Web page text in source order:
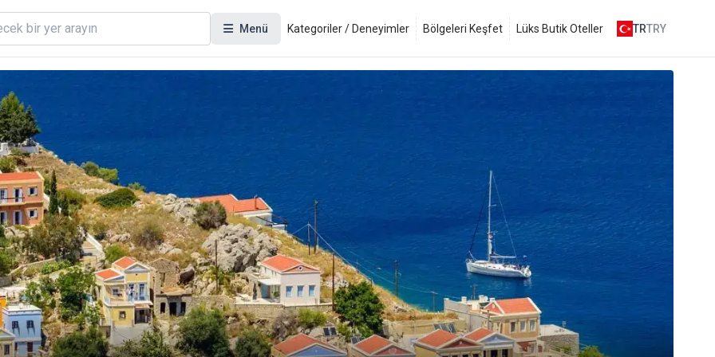
Menü Kategoriler / Deneyimler Bölgeleri Keşfet Lüks Butik Oteller TRTRY